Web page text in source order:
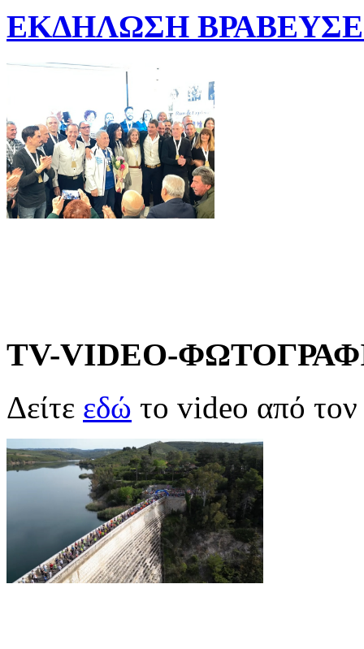
ΕΚΔΗΛΩΣΗ
TV-VIDEO-
Δείτε εδώ το video από